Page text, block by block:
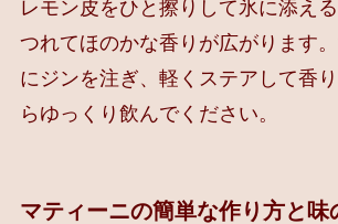
レモン皮をひと擦りして氷に添え
つれてほのかな香りが広がります
にジンを注ぎ、軽くステアして香
らゆっくり飲んでください。
マティーニの簡単な作り方と味